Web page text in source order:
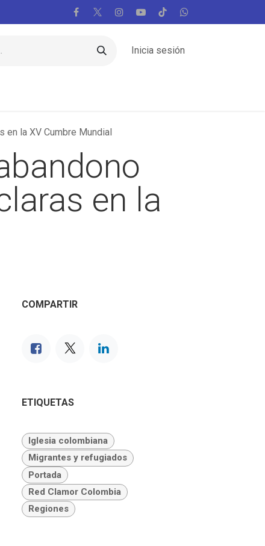
Inicia sesión
en la XV Cumbre Mundial
en la
COMPARTIR
ETIQUETAS
Iglesia colombiana
Migrantes y refugiados
Portada
Red Clamor Colombia
Regiones